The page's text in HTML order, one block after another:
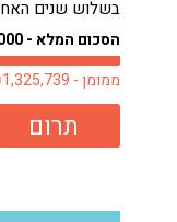
בעיקר לילדים.
הסכום המלא - ₪1,500,000
ממומן - ₪1,325,739
תרום